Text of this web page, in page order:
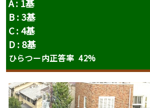
A : 1基
B : 3基
C : 4基
D : 8基
ひらつー内正答率 42%